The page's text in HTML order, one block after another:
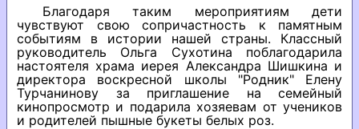
Благодаря таким мероприятиям дети
чувствуют свою сопричастность к памятным
событиям в истории нашей страны. Классный
руководитель Ольга Сухотина поблагодарила
настоятеля храма иерея Александра Шишкина и
директора воскресной школы "Родник" Елену
Турчанинову за приглашение на семейный
кинопросмотр и подарила хозяевам от учеников
и родителей пышные букеты белых роз.